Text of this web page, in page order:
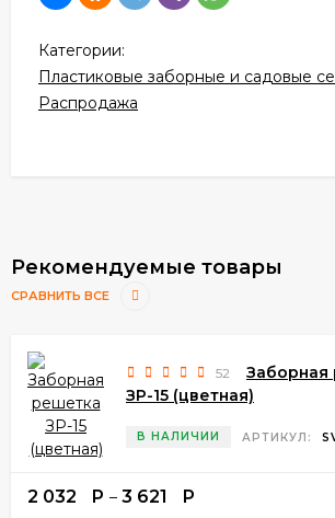
Категории:
Пластиковые заборные и садовые
Распродажа
Рекомендуемые товары
СРАВНИТЬ ВСЕ
52
Заборная
ЗР-15 (цветная)
В НАЛИЧИИ АРТИКУЛ:
2 032 Р – 3 621 Р